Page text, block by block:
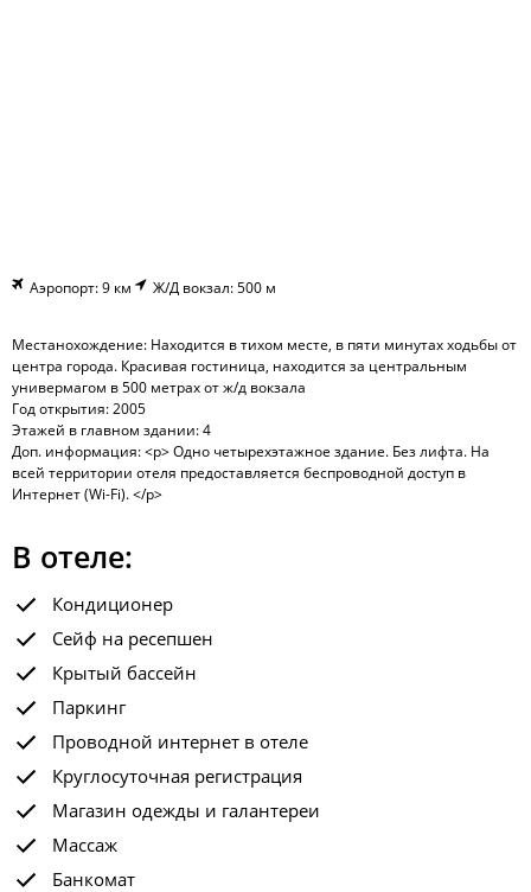
Аэропорт: 9 км Ж/Д вокзал: 500 м
Местанохождение: Находится в тихом месте, в пяти минутах ходьбы от
центра города. Красивая гостиница, находится за центральным
универмагом в 500 метрах от ж/д вокзала
Год открытия: 2005
Этажей в главном здании: 4
Доп. информация: <p> Одно четырехэтажное здание. Без лифта. На
всей территории отеля предоставляется беспроводной доступ в
Интернет (Wi-Fi). </p>
В отеле:
Кондиционер
Сейф на ресепшен
Крытый бассейн
Паркинг
Проводной интернет в отеле
Круглосуточная регистрация
Магазин одежды и галантереи
Массаж
Банкомат